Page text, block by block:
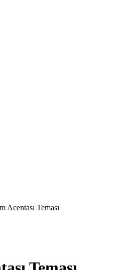
Teması